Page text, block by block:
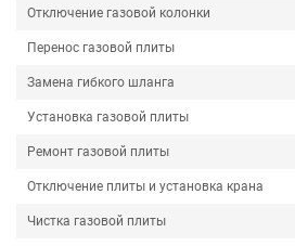
Отключение газовой колонки
Перенос газовой плиты
Замена гибкого шланга
Установка газовой плиты
Ремонт газовой плиты
Отключение плиты и установка крана
Чистка газовой плиты